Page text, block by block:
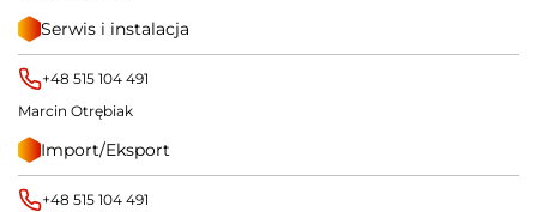
Serwis i instalacja
+48 515 104 491
Marcin Otrębiak
Import/Eksport
+48 515 104 491